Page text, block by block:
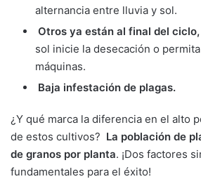
alternancia entre lluvia y sol.
Otros ya están al final del ciclo,
sol inicie la desecación o
máquinas.
Baja infestación de plagas.
¿Y qué marca la diferencia en el alto
de estos cultivos? La población de
de granos por planta. ¡Dos factores
fundamentales para el éxito!